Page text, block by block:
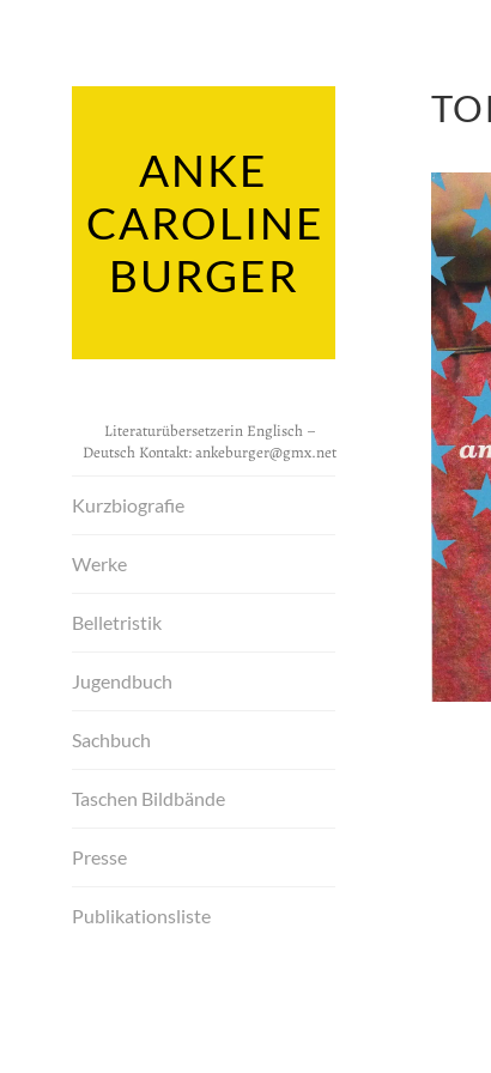
ANKE
CAROLINE
BURGER
Literaturübersetzerin Englisch –
Deutsch Kontakt:ankeburger@gmx.net
Kurzbiografie
Werke
Belletristik
Jugendbuch
Sachbuch
Taschen Bildbände
Presse
Publikationsliste